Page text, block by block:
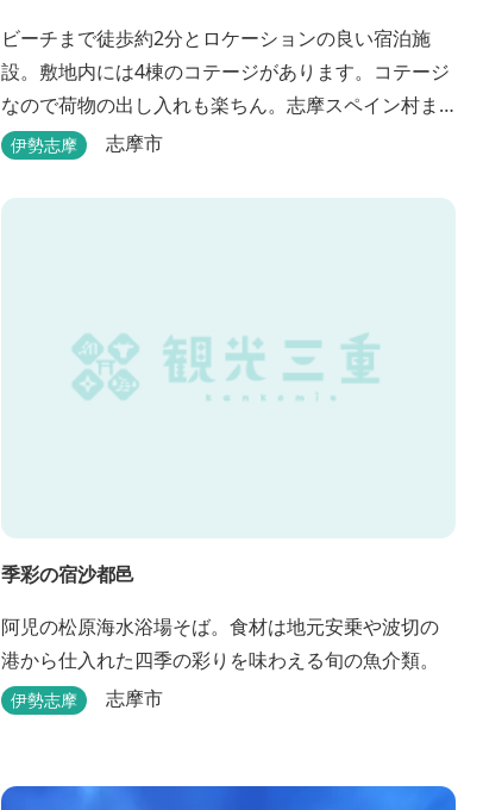
ビーチまで徒歩約2分とロケーションの良い宿泊施
設。敷地内には4棟のコテージがあります。コテージ
なので荷物の出し入れも楽ちん。志摩スペイン村ま
で車で約13分と観光にも便利です。
伊勢志摩 志摩市
季彩の宿沙都邑
阿児の松原海水浴場そば。食材は地元安乗や波切の
港から仕入れた四季の彩りを味わえる旬の魚介類。
伊勢志摩 志摩市